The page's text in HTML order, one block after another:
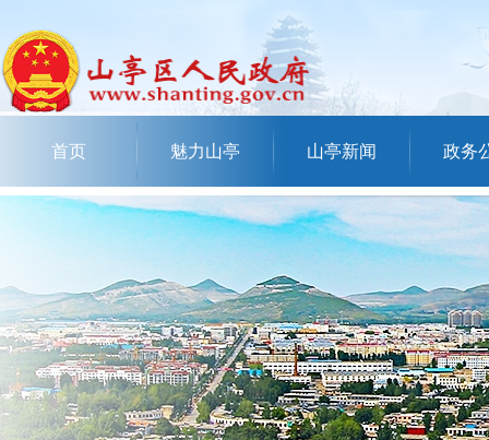
首页 魅力山亭 山亭新闻 政务